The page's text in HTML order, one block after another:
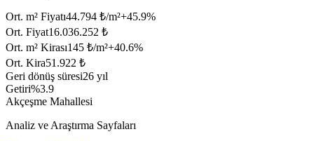
Ort. m² Fiyatı44.794 ₺/m²+45.9%
Ort. Fiyat16.036.252 ₺
Ort. m² Kirası145 ₺/m²+40.6%
Ort. Kira51.922 ₺
Geri dönüş süresi26 yıl
Getiri%3.9
Akçeşme Mahallesi
Analiz ve Araştırma Sayfaları